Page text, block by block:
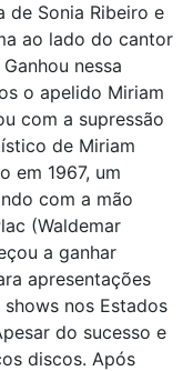
de Sonia Ribeiro e
ao lado do cantor
nessa
o apelido Miriam
com a supressão
de Miriam
em 1967, um
com a mão
(Waldemar
a ganhar
apresentações
nos Estados
do sucesso e
discos. Após